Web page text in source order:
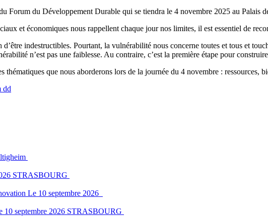
Forum du Développement Durable qui se tiendra le 4 novembre 2025 au Palais
et économiques nous rappellent chaque jour nos limites, il est essentiel de
indestructibles. Pourtant, la vulnérabilité nous concerne toutes et tous et
n’est pas une faiblesse. Au contraire, c’est la première étape pour
thématiques que nous aborderons lors de la journée du 4 novembre :
dd
STRASBOURG
Le 10 septembre 2026
10 septembre 2026 STRASBOURG